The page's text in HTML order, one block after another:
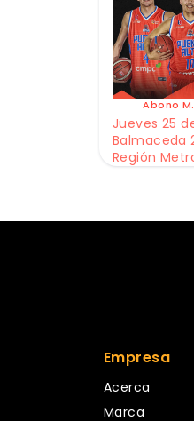
Abono
Jueves 25
Balmaceda
Región
Empresa
Acerca
Marca